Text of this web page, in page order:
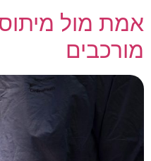
אמת מול מיתוס
מורכבים